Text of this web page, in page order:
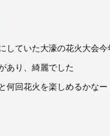
していた大濠の花火大会
あり、綺麗でした
何回花火を楽しめるかなー